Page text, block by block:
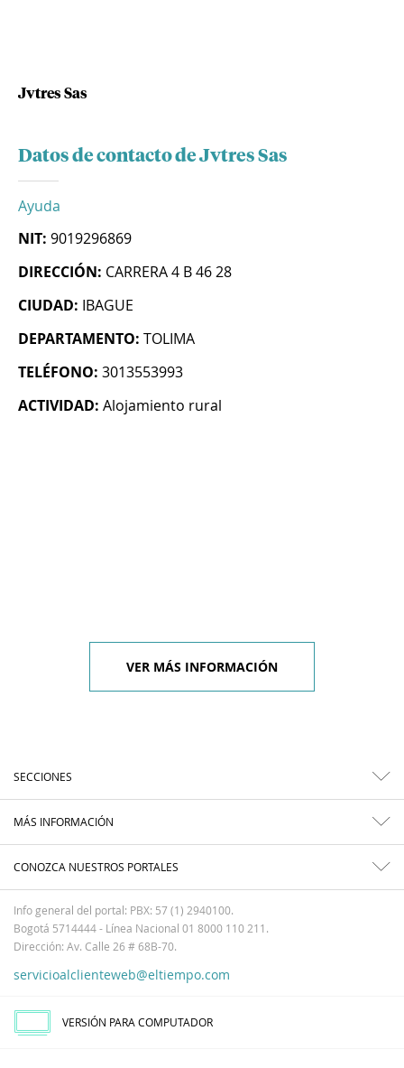
Jvtres Sas
Datos de contacto de Jvtres Sas
Ayuda
NIT: 9019296869
DIRECCIÓN: CARRERA 4 B 46 28
CIUDAD: IBAGUE
DEPARTAMENTO: TOLIMA
TELÉFONO: 3013553993
ACTIVIDAD: Alojamiento rural
VER MÁS INFORMACIÓN
SECCIONES
MÁS INFORMACIÓN
CONOZCA NUESTROS PORTALES
Info general del portal: PBX: 57 (1) 2940100.
Bogotá 5714444 - Línea Nacional 01 8000 110 211.
Dirección: Av. Calle 26 # 68B-70.
servicioalclienteweb@eltiempo.com
VERSIÓN PARA COMPUTADOR